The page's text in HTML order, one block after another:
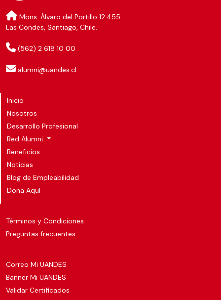
Mons. Álvaro del Portillo 12.455
Las Condes, Santiago, Chile.
(562) 2 618 10 00
alumni@uandes.cl
Inicio
Nosotros
Desarrollo Profesional
Red Alumni
Beneficios
Noticias
Blog de Empleabilidad
Dona Aquí
Términos y Condiciones
Preguntas frecuentes
Correo Mi UANDES
Banner Mi UANDES
Validar Certificados